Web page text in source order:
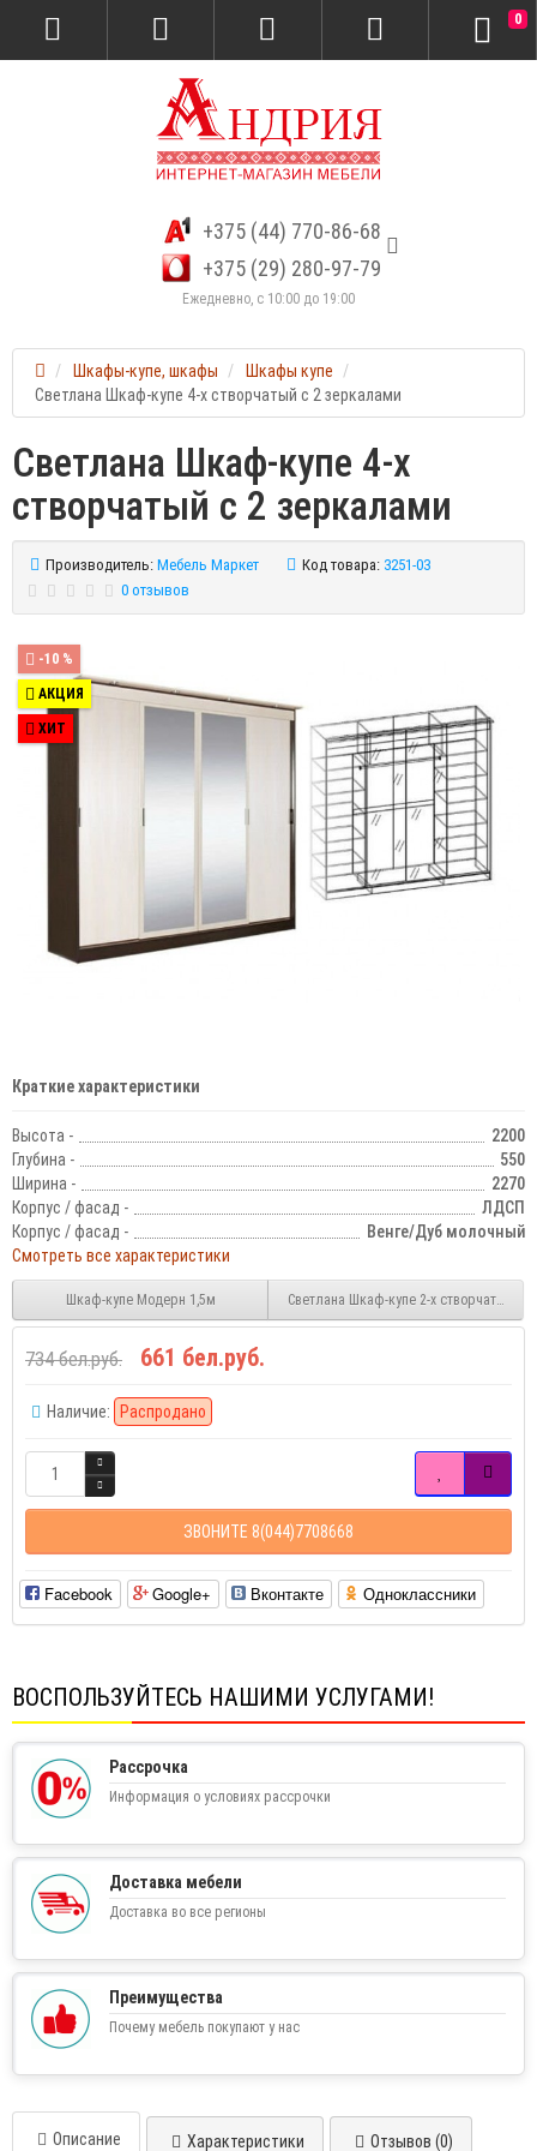
+375 (44) 770-86-68
+375 (29) 280-97-79
Ежедневно, с 10:00 до 19:00
0
Шкафы-купе, шкафы
Шкафы купе
Светлана Шкаф-купе 4-х створчатый с 2 зеркалами
Светлана Шкаф-купе 4-х
створчатый с 2 зеркалами
Производитель: Мебель Маркет Код товара: 3251-03
0 отзывов
-10 %
АКЦИЯ
ХИТ
Краткие характеристики
Высота -
2200
Глубина -
550
Ширина -
2270
Корпус / фасад -
ЛДСП
Корпус / фасад -
Венге/Дуб молочный
Смотреть все характеристики
Шкаф-купе Модерн 1,5м Светлана Шкаф-купе 2-х створчатый с
734 бел.руб. 661 бел.руб.
Наличие: Распродано
ЗВОНИТЕ 8(044)7708668
Facebook Google+ Вконтакте Одноклассники
ВОСПОЛЬЗУЙТЕСЬ НАШИМИ УСЛУГАМИ!
Рассрочка
Информация о условиях рассрочки
Доставка мебели
Доставка во все регионы
Преимущества
Почему мебель покупают у нас
Описание Характеристики Отзывов (0)